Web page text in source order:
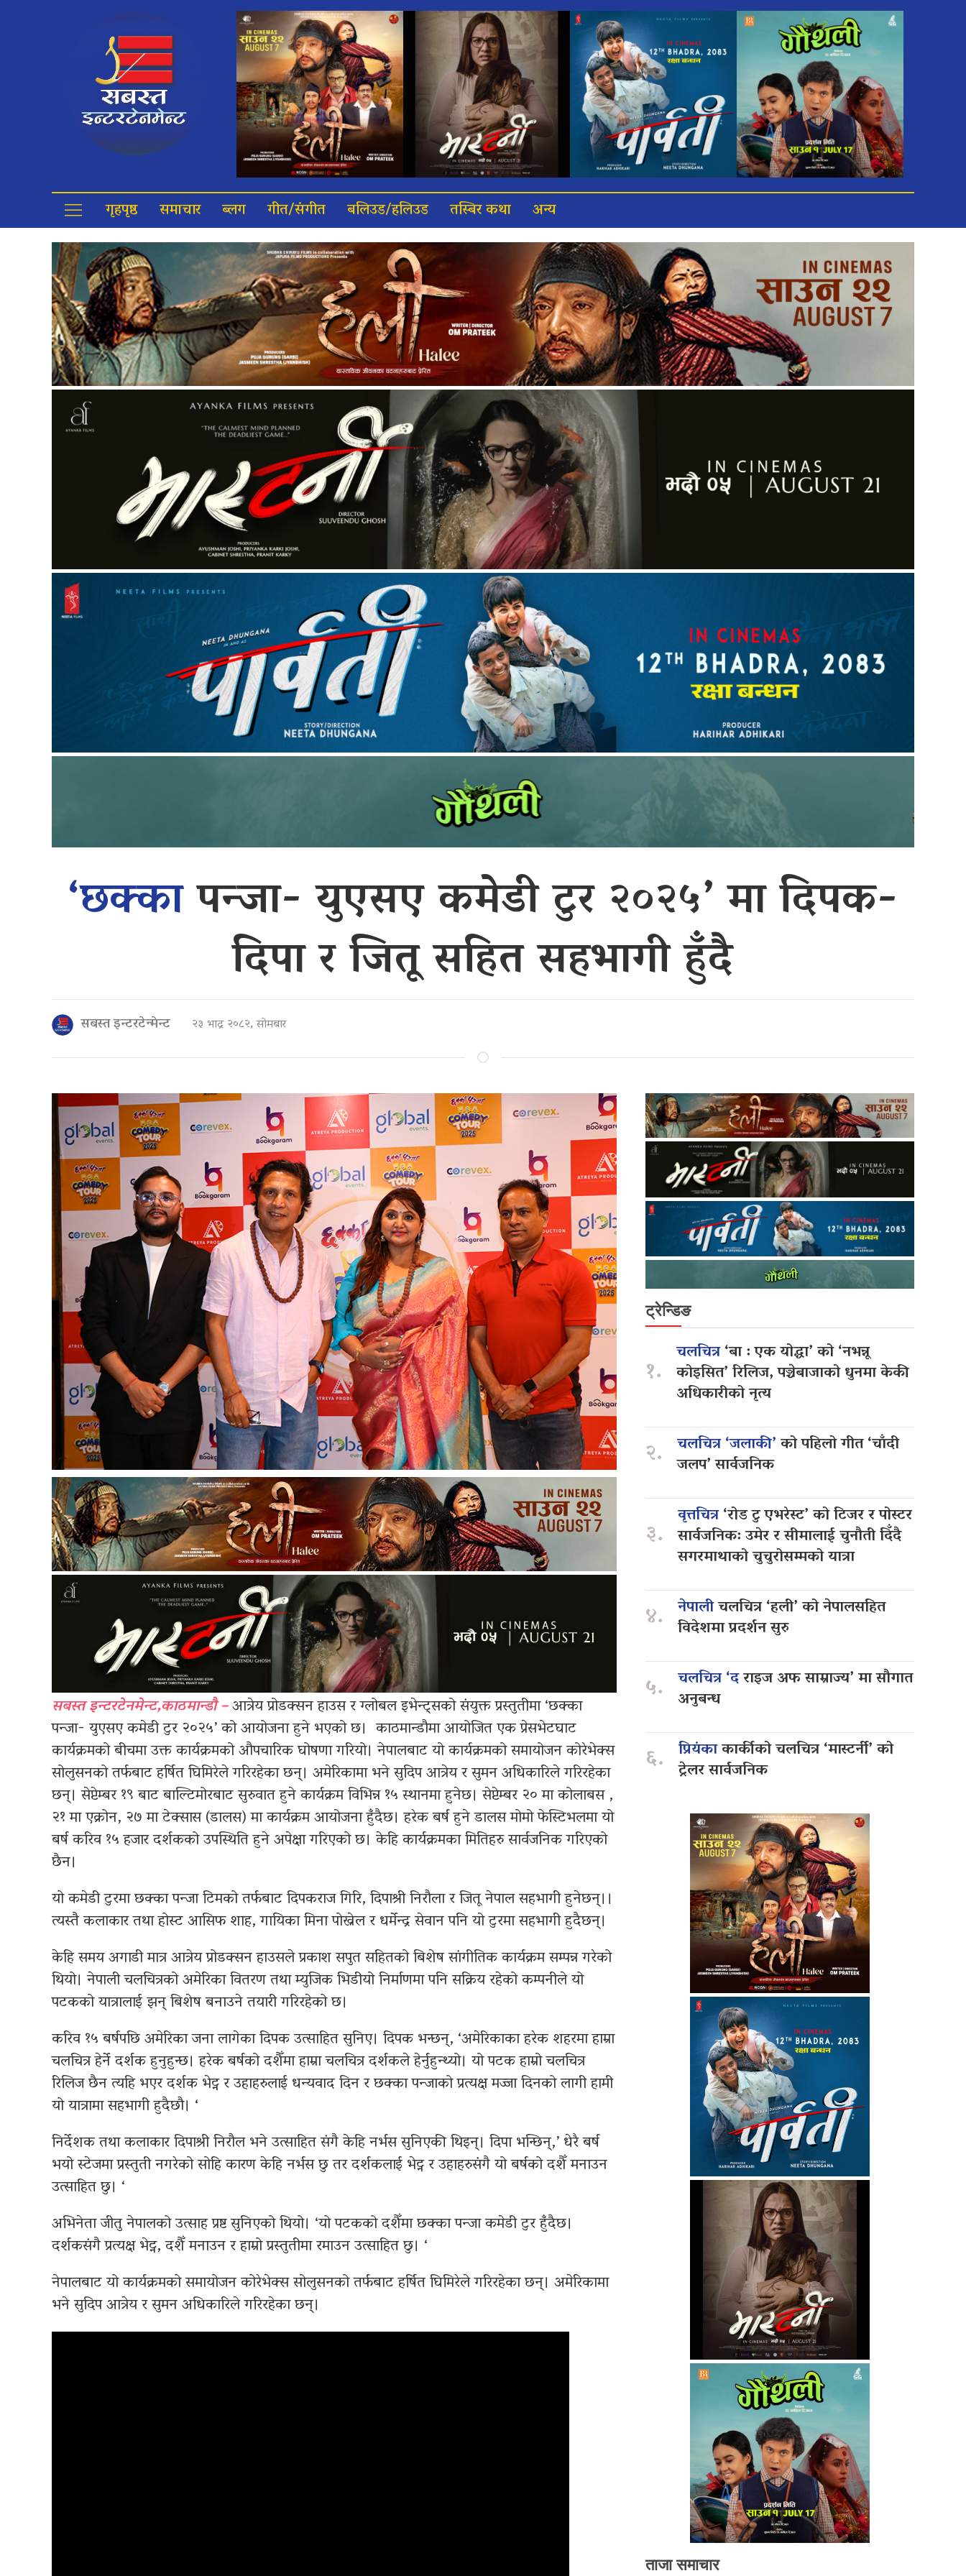
गृहपृष्ठ समाचार ब्लग गीत/संगीत बलिउड/हलिउड तस्बिर कथा अन्य
‘छक्कापन्जा- युएसए कमेडी टुर २०२५’ मा दिपक-
दिपा र जितू सहित सहभागी हुँदै
सबस्त इन्टरटेन्मेन्ट २३ भाद्र २०८२, सोमबार
सबस्त इन्टरटेनमेन्ट,काठमान्डौ –आत्रेय प्रोडक्सन हाउस र ग्लोबल इभेन्ट्सको संयुक्त प्रस्तुतीमा ‘छक्का
पन्जा- युएसए कमेडी टुर २०२५’ को आयोजना हुने भएको छ। काठमान्डौमा आयोजित एक प्रेसभेटघाट
कार्यक्रमको बीचमा उक्त कार्यक्रमको औपचारिक घोषणा गरियो। नेपालबाट यो कार्यक्रमको समायोजन कोरेभेक्स
सोलुसनको तर्फबाट हर्षित घिमिरेले गरिरहेका छन्। अमेरिकामा भने सुदिप आत्रेय र सुमन अधिकारिले गरिरहेका
छन्। सेप्टेम्बर १९ बाट बाल्टिमोरबाट सुरुवात हुने कार्यक्रम विभिन्न १५ स्थानमा हुनेछ। सेप्टेम्बर २० मा कोलाबस ,
२१ मा एक्रोन, २७ मा टेक्सास (डालस) मा कार्यक्रम आयोजना हुँदैछ। हरेक बर्ष हुने डालस मोमो फेस्टिभलमा यो
बर्ष करिव १५ हजार दर्शकको उपस्थिति हुने अपेक्षा गरिएको छ। केहि कार्यक्रमका मितिहरु सार्वजनिक गरिएको
छैन।
यो कमेडी टुरमा छक्का पन्जा टिमको तर्फबाट दिपकराज गिरि, दिपाश्री निरौला र जितू नेपाल सहभागी हुनेछन्।।
त्यस्तै कलाकार तथा होस्ट आसिफ शाह, गायिका मिना पोख्रेल र धर्मेन्द्र सेवान पनि यो टुरमा सहभागी हुदैछन्।
केहि समय अगाडी मात्र आत्रेय प्रोडक्सन हाउसले प्रकाश सपुत सहितको बिशेष सांगीतिक कार्यक्रम सम्पन्न गरेको
थियो। नेपाली चलचित्रको अमेरिका वितरण तथा म्युजिक भिडीयो निर्माणमा पनि सक्रिय रहेको कम्पनीले यो
पटकको यात्रालाई झन् बिशेष बनाउने तयारी गरिरहेको छ।
करिव १५ बर्षपछि अमेरिका जना लागेका दिपक उत्साहित सुनिए। दिपक भन्छन्, ‘अमेरिकाका हरेक शहरमा हाम्रा
चलचित्र हेर्ने दर्शक हुनुहुन्छ। हरेक बर्षको दशैँमा हाम्रा चलचित्र दर्शकले हेर्नुहुन्थ्यो। यो पटक हाम्रो चलचित्र
रिलिज छैन त्यहि भएर दर्शक भेट्न र उहाहरुलाई धन्यवाद दिन र छक्का पन्जाको प्रत्यक्ष मज्जा दिनको लागी हामी
यो यात्रामा सहभागी हुदैछौ। ‘
निर्देशक तथा कलाकार दिपाश्री निरौल भने उत्साहित संगै केहि नर्भस सुनिएकी थिइन्। दिपा भन्छिन्,’ धेरै बर्ष
भयो स्टेजमा प्रस्तुती नगरेको सोहि कारण केहि नर्भस छु तर दर्शकलाई भेट्न र उहाहरुसंगै यो बर्षको दशैँ मनाउन
उत्साहित छु। ‘
अभिनेता जीतु नेपालको उत्साह प्रष्ट सुनिएको थियो। ‘यो पटकको दशैँमा छक्का पन्जा कमेडी टुर हुँदैछ।
दर्शकसंगै प्रत्यक्ष भेट्न, दशैँ मनाउन र हाम्रो प्रस्तुतीमा रमाउन उत्साहित छु। ‘
नेपालबाट यो कार्यक्रमको समायोजन कोरेभेक्स सोलुसनको तर्फबाट हर्षित घिमिरेले गरिरहेका छन्। अमेरिकामा
भने सुदिप आत्रेय र सुमन अधिकारिले गरिरहेका छन्।
ट्रेन्डिङ
१.
चलचित्र‘बा : एक योद्धा’ को ‘नभन्नू
कोइसित’ रिलिज, पञ्चेबाजाको धुनमा केकी
अधिकारीको नृत्य
२. चलचित्र ‘जलाकी’को पहिलो गीत ‘चाँदी
जलप’ सार्वजनिक
३.
वृत्तचित्र‘रोड टु एभरेस्ट’ को टिजर र पोस्टर
सार्वजनिक: उमेर र सीमालाई चुनौती दिँदै
सगरमाथाको चुचुरोसम्मको यात्रा
४. नेपालीचलचित्र ‘हली’ को नेपालसहित
विदेशमा प्रदर्शन सुरु
५. चलचित्र ‘दराइज अफ साम्राज्य’ मा सौगात
अनुबन्ध
६. प्रियंकाकार्कीको चलचित्र ‘मास्टर्नी’ को
ट्रेलर सार्वजनिक
ताजा समाचार